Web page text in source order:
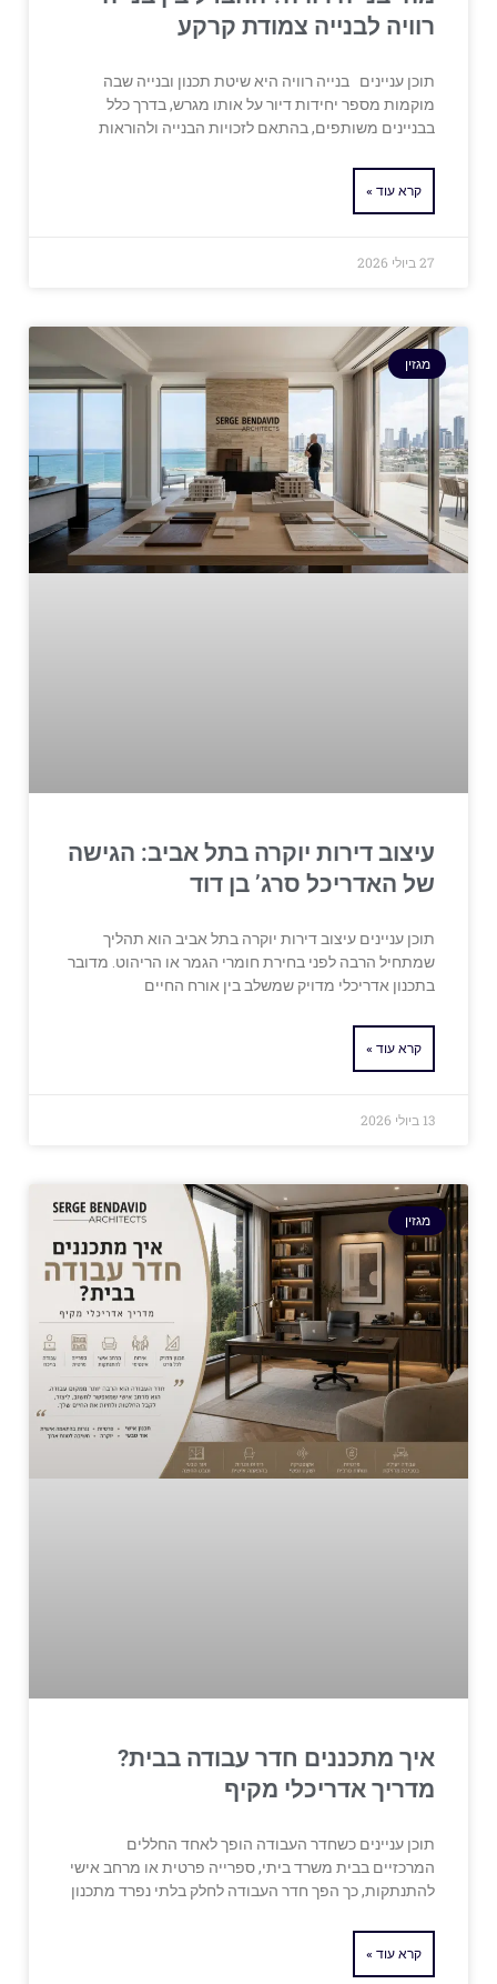
רוויה לבנייה צמודת קרקע
תוכן עניינים בנייה רוויה היא שיטת תכנון ובנייה שבה
מוקמות מספר יחידות דיור על אותו מגרש, בדרך כלל
בבניינים משותפים, בהתאם לזכויות הבנייה ולהוראות
קרא עוד »
27 ביולי 2026
מגזין
עיצוב דירות יוקרה בתל אביב: הגישה
של האדריכל סרג’ בן דוד
תוכן עניינים עיצוב דירות יוקרה בתל אביב הוא תהליך
שמתחיל הרבה לפני בחירת חומרי הגמר או הריהוט. מדובר
בתכנון אדריכלי מדויק שמשלב בין אורח החיים
קרא עוד »
13 ביולי 2026
מגזין
איך מתכננים חדר עבודה בבית?
מדריך אדריכלי מקיף
תוכן עניינים כשחדר העבודה הופך לאחד החללים
המרכזיים בבית משרד ביתי, ספרייה פרטית או מרחב אישי
להתנתקות, כך הפך חדר העבודה לחלק בלתי נפרד מתכנון
קרא עוד »